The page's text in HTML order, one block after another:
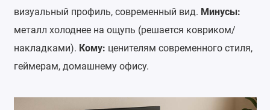
визуальный профиль, современный вид. Минусы:
металл холоднее на ощупь (решается ковриком/
накладками). Кому: ценителям современного стиля,
геймерам, домашнему офису.